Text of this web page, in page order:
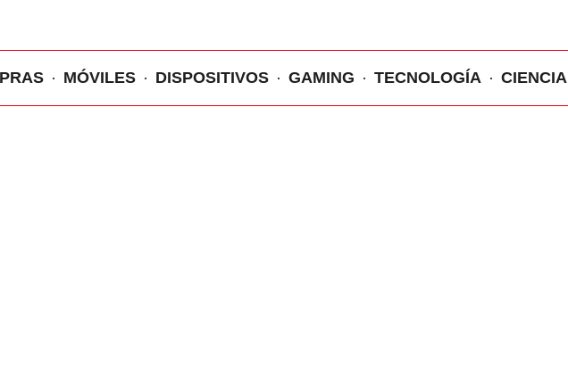
MÓVILES DISPOSITIVOS GAMING TECNOLOGÍA CIENCIA